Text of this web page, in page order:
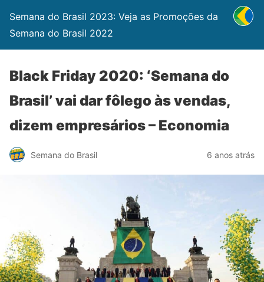
Semana do Brasil 2023: Veja as Promoções da
Semana do Brasil 2022
Black Friday 2020: ‘Semana do
Brasil’ vai dar fôlego às vendas,
dizem empresários – Economia
Semana do Brasil 6 anos atrás